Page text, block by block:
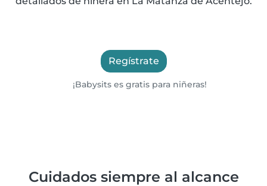
Regístrate
¡Babysits es gratis para niñeras!
Cuidados siempre al alcance